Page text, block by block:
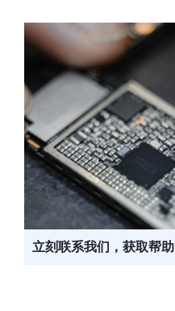
立刻联系我们，获取帮助